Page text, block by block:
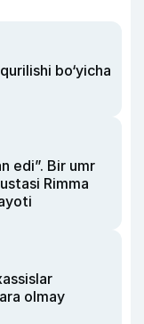
bo‘yicha
edi”. Bir umr
Rimma
olmay